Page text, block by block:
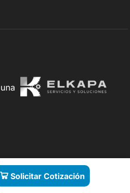
Solicitar Cotización